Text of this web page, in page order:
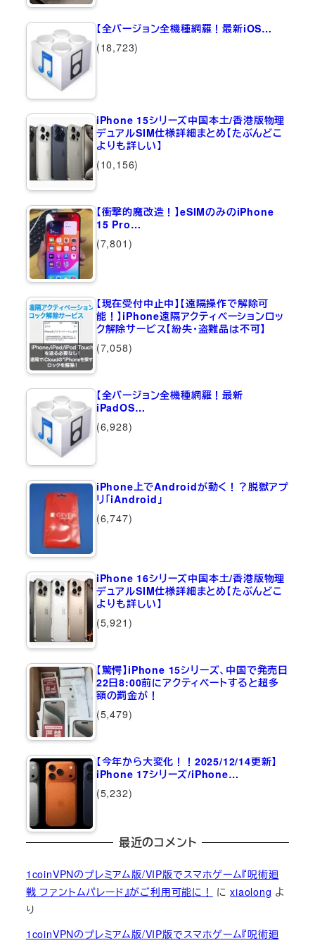
【全バージョン全機種網羅！最新iOS…
(18,723)
iPhone 15シリーズ中国本土/香港版物理
デュアルSIM仕様詳細まとめ【たぶんどこ
よりも詳しい】
(10,156)
【衝撃的魔改造！】eSIMのみのiPhone
15 Pro…
(7,801)
【現在受付中止中】【遠隔操作で解除可
能！】iPhone遠隔アクティベーションロッ
ク解除サービス【紛失・盗難品は不可】
(7,058)
【全バージョン全機種網羅！最新
iPadOS…
(6,928)
iPhone上でAndroidが動く！？脱獄アプ
リ「iAndroid」
(6,747)
iPhone 16シリーズ中国本土/香港版物理
デュアルSIM仕様詳細まとめ【たぶんどこ
よりも詳しい】
(5,921)
【驚愕】iPhone 15シリーズ、中国で発売日
22日8:00前にアクティベートすると超多
額の罰金が！
(5,479)
【今年から大変化！！2025/12/14更新】
iPhone 17シリーズ/iPhone…
(5,232)
最近のコメント
1coinVPNのプレミアム版/VIP版でスマホゲーム『呪術廻
戦 ファントムパレード』がご利用可能に！
にxiaolong よ
り
1coinVPNのプレミアム版/VIP版でスマホゲーム『呪術廻